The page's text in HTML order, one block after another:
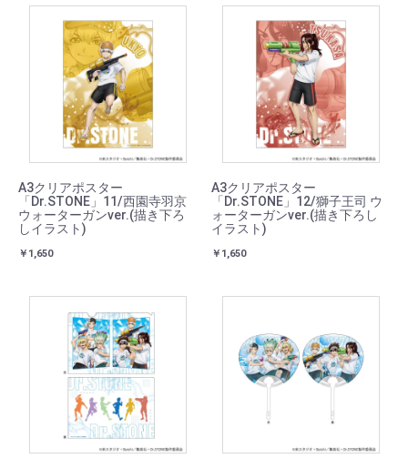
A3クリアポスター
「Dr.STONE」11/西園寺羽京
ウォーターガンver.(描き下ろ
しイラスト)
￥1,650
A3クリアポスター
「Dr.STONE」12/獅子王司 ウ
ォーターガンver.(描き下ろし
イラスト)
￥1,650